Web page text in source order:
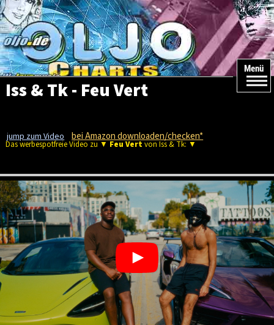
Menü
Iss & Tk - Feu Vert
jump zum Video bei Amazon downloaden/checken*
Das werbespotfreie Video zu ▼ Feu Vert von Iss & Tk: ▼